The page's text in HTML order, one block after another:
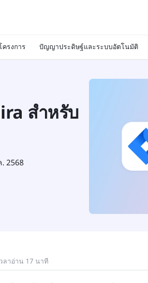
ครงการ ปัญญาประดิษฐ์และระบบอัตโนมัติ
สำหรับ
2568
ลาอ่าน 17 นาที